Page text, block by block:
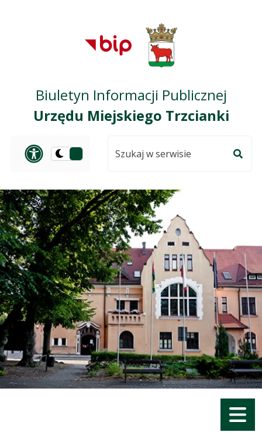
Przejdź do
głównego menu
Przejdź do treści
Przejdź do mapy
serwisu
Biuletyn Informacji Publicznej
Urzędu Miejskiego Trzcianki
Panel dostosowania
Przełącz
ciemną
serwisie
Menu